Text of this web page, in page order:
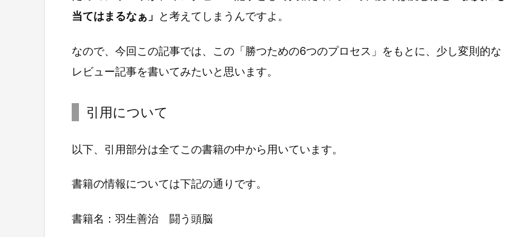
当てはまるなぁ」
と考えてしまうんですよ。
なので、今回この記事では、この「勝つための6つのプロセス」をもとに、少し変則的な
レビュー記事を書いてみたいと思います。
引用について
以下、引用部分は全てこの書籍の中から用いています。
書籍の情報については下記の通りです。
書籍名：羽生善治 闘う頭脳